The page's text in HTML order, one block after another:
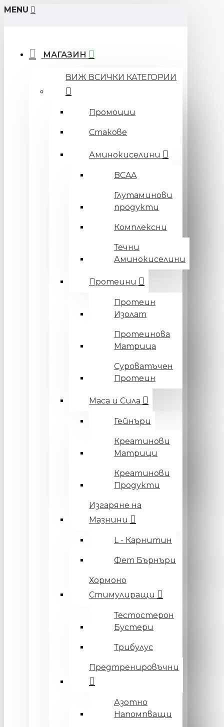
MENU
МАГАЗИН
ВИЖ ВСИЧКИ КАТЕГОРИИ
Промоции
Стакове
Аминокиселини
BCAA
Глутаминови
продукти
Комплексни
Течни
Аминокиселини
Протеини
Протеин
Изолат
Протеинова
Матрица
Суроватъчен
Протеин
Маса и Сила
Гейнъри
Креатинови
Матрици
Креатинови
Продукти
Изгаряне на
Мазнини
L - Карнитин
Фет Бърнъри
Хормоно
Стимулиращи
Тестостерон
Бустери
Трибулус
Предтренировъчни
Азотно
Напомпващи